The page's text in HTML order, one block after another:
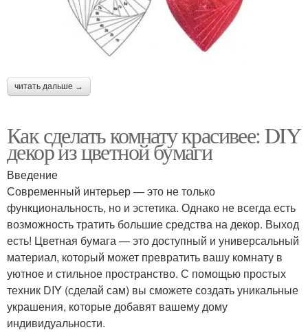
читать дальше →
Как сделать комнату красивее: DIY
декор из цветной бумаги
Введение
Современный интерьер — это не только
функциональность, но и эстетика. Однако не всегда есть
возможность тратить большие средства на декор. Выход
есть! Цветная бумага — это доступный и универсальный
материал, который может превратить вашу комнату в
уютное и стильное пространство. С помощью простых
техник DIY (сделай сам) вы сможете создать уникальные
украшения, которые добавят вашему дому
индивидуальности.